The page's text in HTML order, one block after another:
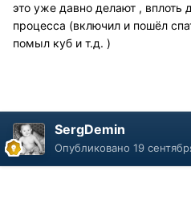
это уже давно делают , вплоть
процесса (включил и пошёл
помыл куб и т.д. )
SergDemin
Опубликовано 19